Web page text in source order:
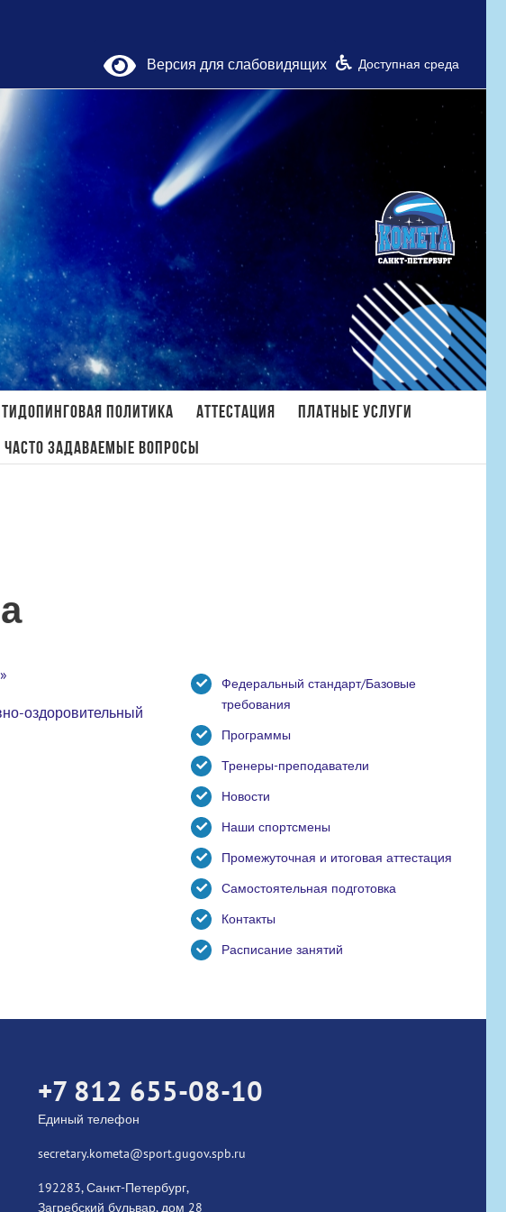
Версия для слабовидящих Доступная среда
политика Аттестация
Платные услуги
Часто задаваемые вопросы
оздоровительный
Федеральный стандарт/Базовые
требования
Программы
Тренеры-преподаватели
Новости
Наши спортсмены
Промежуточная и итоговая аттестация
Самостоятельная подготовка
Контакты
Расписание занятий
+7 812 655-08-10
Единый телефон
secretary.kometa@sport.gugov.spb.ru
192283, Санкт-Петербург,
Загребский бульвар, дом 28